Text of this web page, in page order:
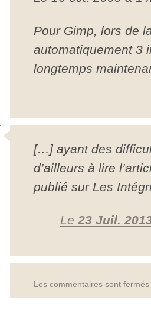
Pour Gimp, lors de
automatiquement 3
longtemps
[…] ayant des
d’ailleurs à lire
publié sur Les
Le 23 Juil.
Les commentaires sont fermés